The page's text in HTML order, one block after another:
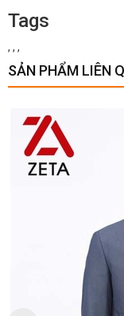
Tags
, , ,
SẢN PHẨM LIÊN